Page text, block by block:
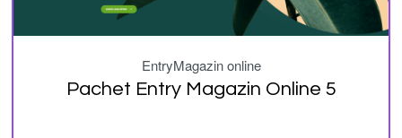
EntryMagazin online
Pachet Entry Magazin Online 5